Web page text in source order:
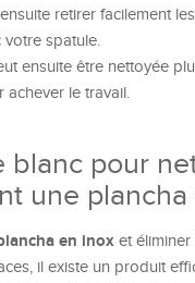
retirer facilement
votre spatule.
ensuite être nettoyée
le travail.
blanc pour
une
en inox et
il existe un produit